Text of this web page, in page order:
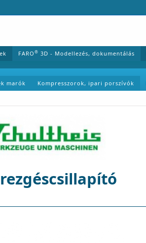
FARO® 3D - Modellezés, dokumentálás
marók Kompresszorok, ipari porszívók